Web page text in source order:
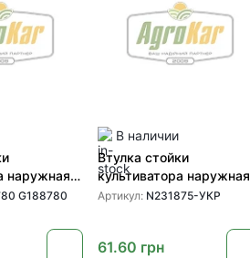
наружная
для
G188780
В наличии
Втулка стойки
культиватора наружная
1/2 (N231875) для
Артикул: N231875-УКР
61.60 грн